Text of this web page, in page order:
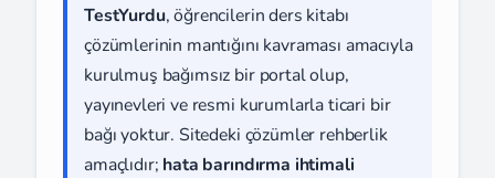
TestYurdu, öğrencilerin ders kitabı
çözümlerinin mantığını kavraması amacıyla
kurulmuş bağımsız bir portal olup,
yayınevleri ve resmi kurumlarla ticari bir
bağı yoktur. Sitedeki çözümler rehberlik
amaçlıdır; hata barındırma ihtimali